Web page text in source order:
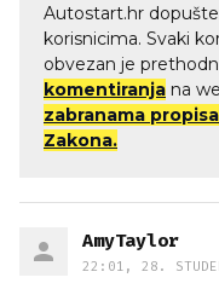
Autostart.hr
korisnicima. Svaki
obvezan je
komentiranja na
zabranama
Zakona.
AmyTaylor
22:01, 28.